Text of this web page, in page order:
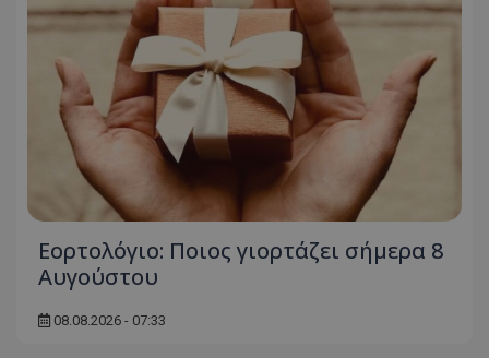
Εορτολόγιο: Ποιος γιορτάζει σήμερα 8
Αυγούστου
08.08.2026 - 07:33
VISITOR_PRIVACY_METADATA
YouTube
.youtube.com